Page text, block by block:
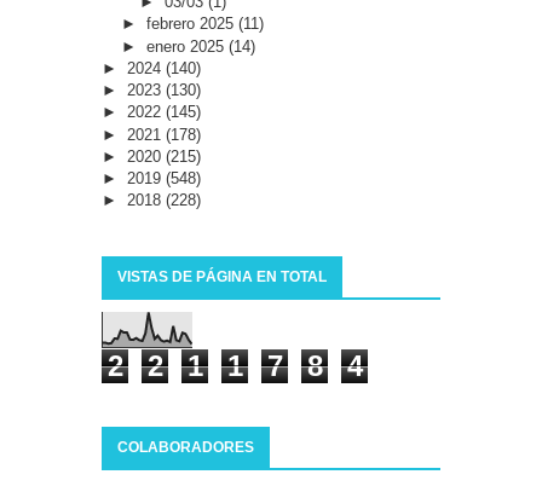
► febrero 2025 (11)
► enero 2025 (14)
► 2024 (140)
► 2023 (130)
► 2022 (145)
► 2021 (178)
► 2020 (215)
► 2019 (548)
► 2018 (228)
VISTAS DE PÁGINA EN TOTAL
2 2 1 1 7 8 4
COLABORADORES